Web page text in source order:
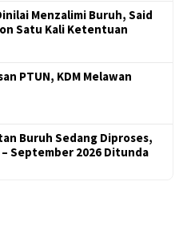
Menzalimi Buruh, Said
Satu Kali Ketentuan
PTUN, KDM Melawan
Buruh Sedang Diproses,
September 2026 Ditunda